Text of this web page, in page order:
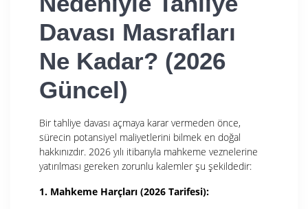
Davası Masrafları
Ne Kadar? (2026
Güncel)
Bir tahliye davası açmaya karar vermeden önce,
sürecin potansiyel maliyetlerini bilmek en doğal
hakkınızdır. 2026 yılı itibarıyla mahkeme veznelerine
yatırılması gereken zorunlu kalemler şu şekildedir:
1. Mahkeme Harçları (2026 Tarifesi):